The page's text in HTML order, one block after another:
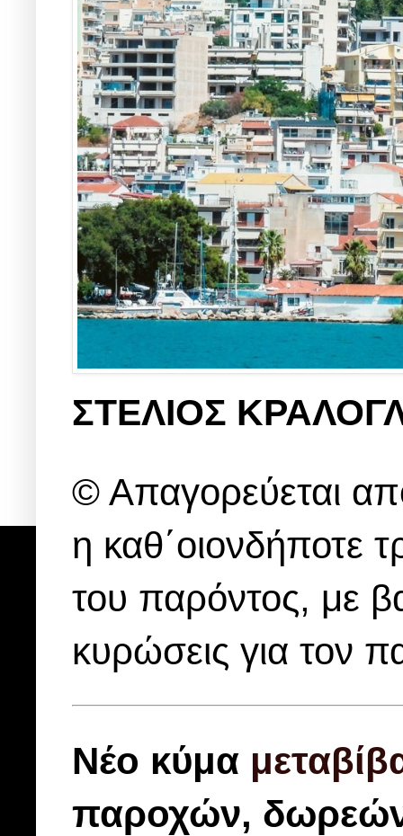
ΣΤΕΛΙΟΣ
© Απαγορεύεται
η καθ΄οιονδήποτε
του παρόντος, με
κυρώσεις για τον
Νέο κύμα
παροχών,